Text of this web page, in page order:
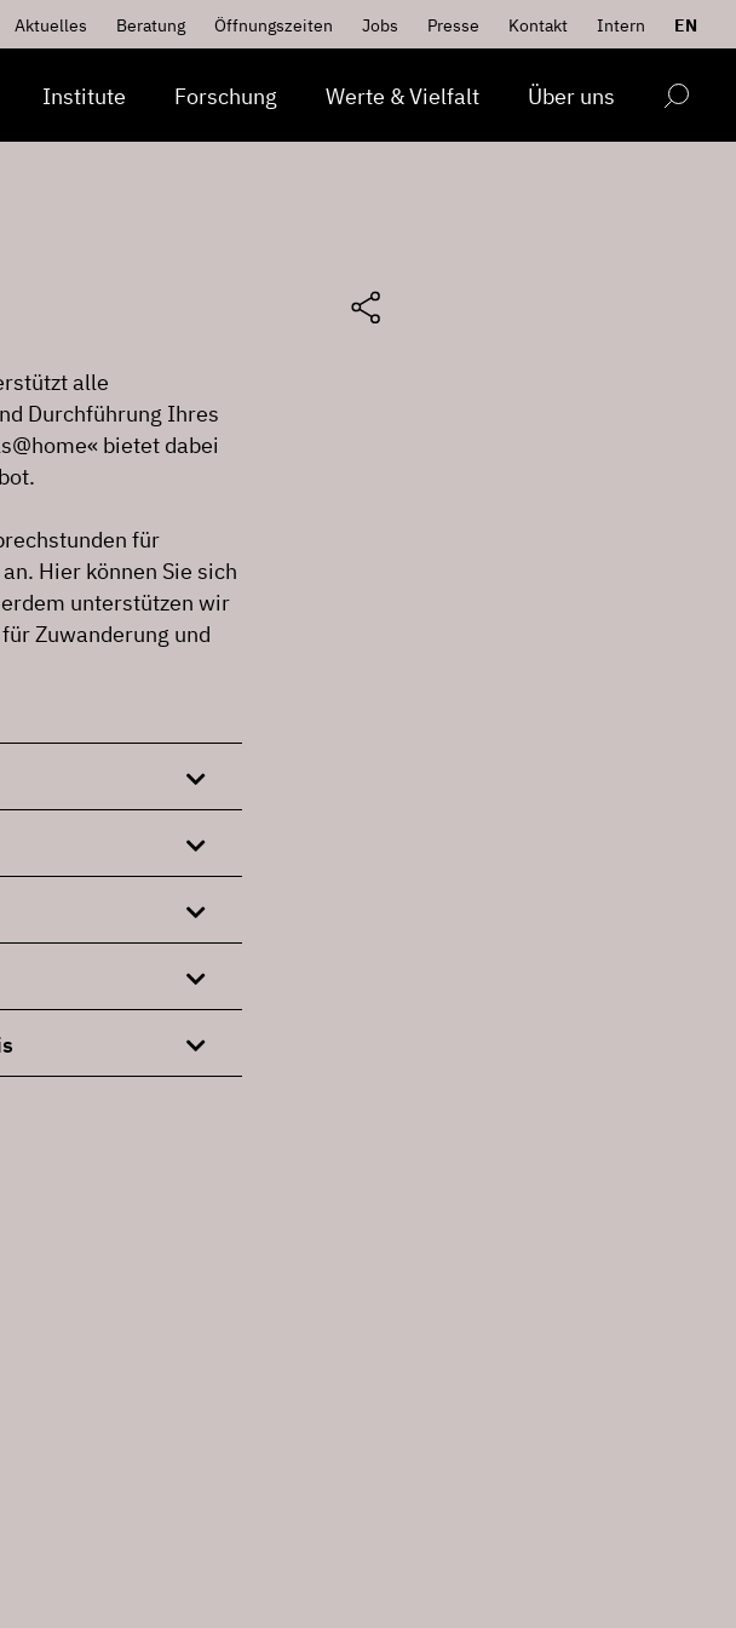
Aktuelles Beratung Öffnungszeiten Jobs Presse Kontakt Intern EN
Institute Forschung Werte & Vielfalt Über uns
alle
Durchführung Ihres
bietet dabei
für
Hier können Sie sich
unterstützen wir
Zuwanderung und